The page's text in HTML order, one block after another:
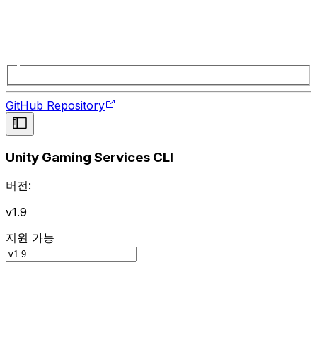
GitHub Repository
Unity Gaming Services CLI
버전:
v1.9
지원 가능